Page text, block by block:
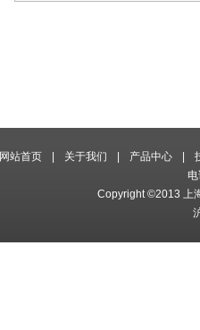
网站首页 关于我们 产品中心
Copyright ©2013 上